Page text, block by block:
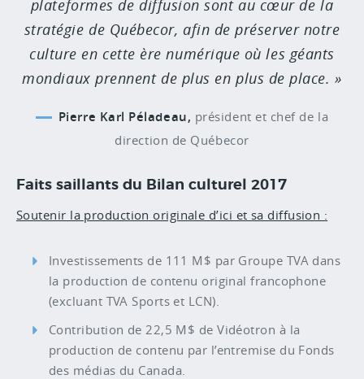
plateformes de diffusion sont au cœur de la
stratégie de Québecor, afin de préserver notre
culture en cette ère numérique où les géants
mondiaux prennent de plus en plus de place.
Pierre Karl Péladeau, président et chef de la
direction de Québecor
Faits saillants du Bilan culturel 2017
Soutenir la production originale d’ici et sa diffusion :
Investissements de 111 M$ par Groupe TVA dans
la production de contenu original francophone
(excluant TVA Sports et LCN).
Contribution de 22,5 M$ de Vidéotron à la
production de contenu par l’entremise du Fonds
des médias du Canada.